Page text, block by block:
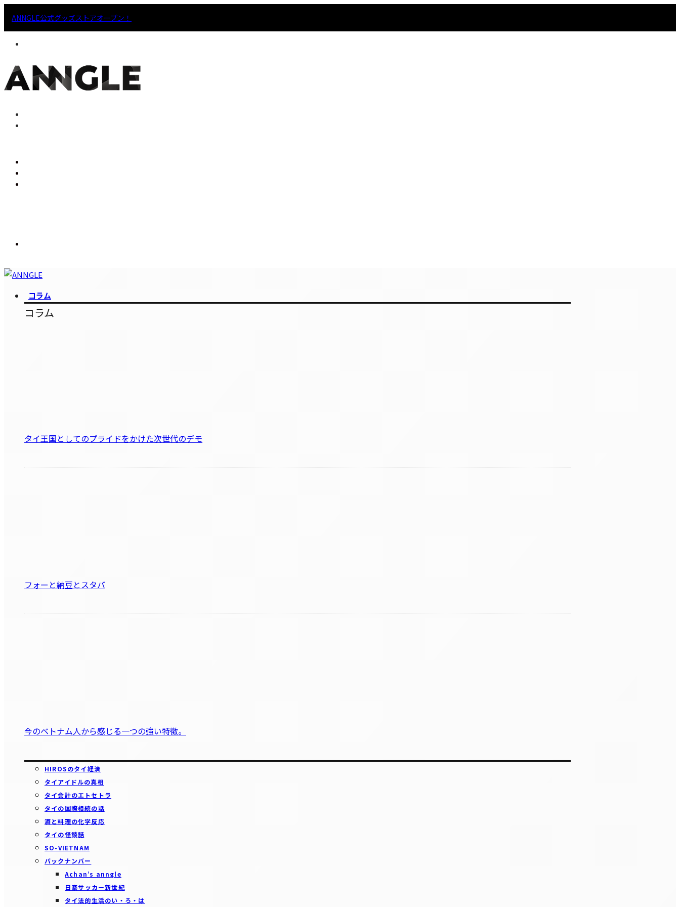
ANNGLE公式グッズストアオープン！
コラム
コラム
タイ王国としてのプライドをかけた次世代のデモ
フォーと納豆とスタバ
今のベトナム人から感じる一つの強い特徴。
HIROSのタイ経済
タイアイドルの真相
タイ会計のエトセトラ
タイの国際相続の話
酒と料理の化学反応
タイの怪談話
SO-VIETNAM
バックナンバー
Achan’s anngle
日泰サッカー新世紀
タイ法的生活のい・ろ・は